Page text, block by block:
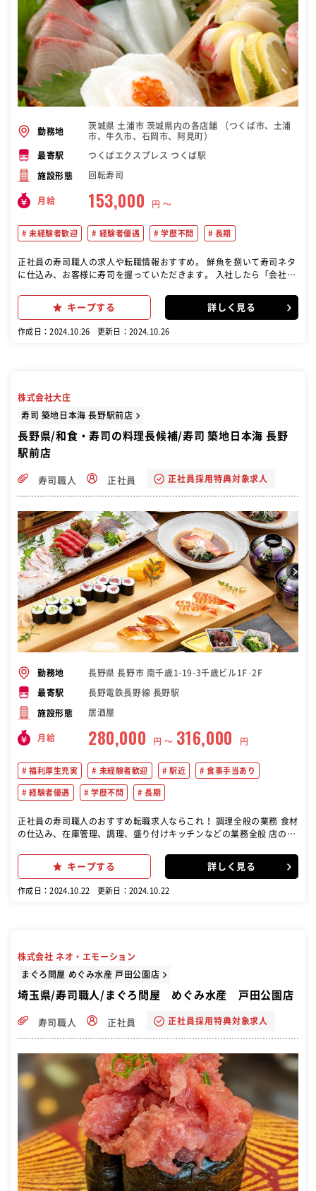
勤務地
茨城県 土浦市 茨城県内の各店舗 （つくば市、土浦
市、牛久市、石岡市、阿見町）
最寄駅 つくばエクスプレス つくば駅
施設形態 回転寿司
月給 153,000 円 〜
未経験者歓迎 経験者優遇 学歴不問 長期
正社員の寿司職人の求人や転職情報おすすめ。 鮮魚を捌いて寿司ネタ
に仕込み、お客様に寿司を握っていただきます。 入社したら「会社の
み」など研修があなたを待ってます。
キープする 詳しく見る
作成日：2024.10.26 更新日：2024.10.26
株式会社大庄
寿司 築地日本海 長野駅前店
長野県/和食・寿司の料理長候補/寿司 築地日本海 長野
駅前店
寿司職人 正社員 正社員採用特典対象求人
勤務地 長野県 長野市 南千歳1-19-3千歳ビル1F･2F
最寄駅 長野電鉄長野線 長野駅
施設形態 居酒屋
月給 280,000 円 〜 316,000 円
福利厚生充実 未経験者歓迎 駅近 食事手当あり
経験者優遇 学歴不問 長期
正社員の寿司職人のおすすめ転職求人ならこれ！ 調理全般の業務 食材
の仕込み、在庫管理、調理、盛り付けキッチンなどの業務全般 店の調
スタッフとしての立ち上げにも通じるチャンスがある 店舗運営サポー
ト 調理長候補として、店舗全体の調理や運営にも関与します。 技術向
キープする 詳しく見る
作成日：2024.10.22 更新日：2024.10.22
株式会社 ネオ・エモーション
まぐろ問屋 めぐみ水産 戸田公園店
埼玉県/寿司職人/まぐろ問屋 めぐみ水産 戸田公園店
寿司職人 正社員 正社員採用特典対象求人